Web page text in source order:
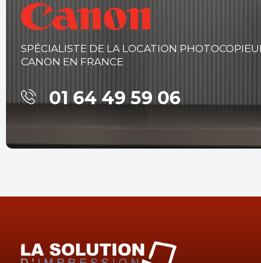
SPÉCIALISTE DE LA LOCATION
CANON EN FRANCE
01 64 49 59 06